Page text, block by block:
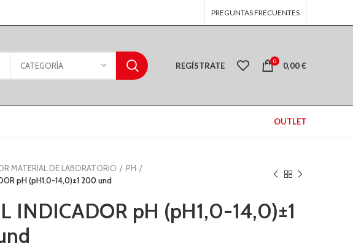
PREGUNTAS FRECUENTES
CATEGORÍA REGÍSTRATE 0 0,00€
OUTLET
MATERIAL DE LABORATORIO
PH
pH (pH1,0-14,0)±1 200 und
INDICADOR pH (pH1,0-14,0)±1